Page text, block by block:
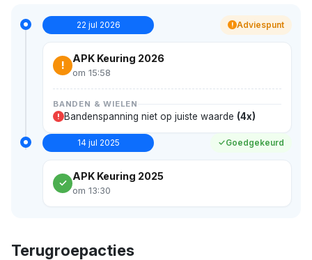
22 jul 2026 ! Adviespunt
!
APK Keuring 2026
om 15:58
BANDEN & WIELEN
! Bandenspanning niet op juiste waarde (4x)
14 jul 2025 Goedgekeurd
APK Keuring 2025
om 13:30
Terugroepacties